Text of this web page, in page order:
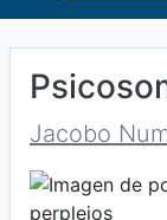
Jacobo